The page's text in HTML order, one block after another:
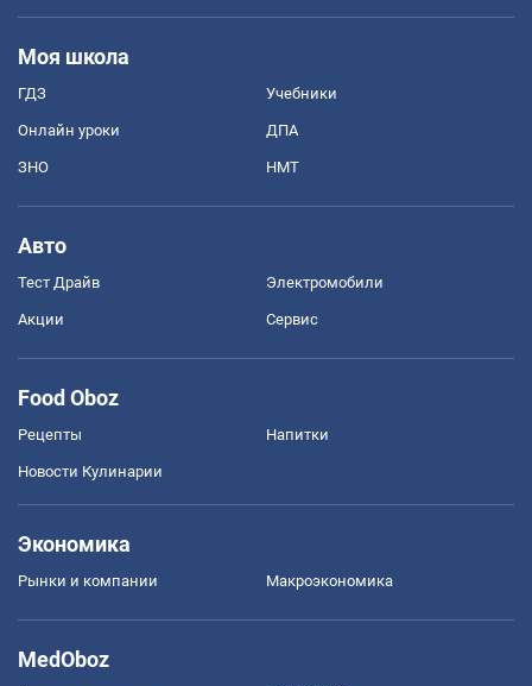
Моя школа
ГДЗ Учебники
Онлайн уроки ДПА
ЗНО НМТ
Авто
Тест Драйв Электромобили
Акции Сервис
Food Oboz
Рецепты Напитки
Новости Кулинарии
Экономика
Рынки и компании Mакроэкономика
MedOboz